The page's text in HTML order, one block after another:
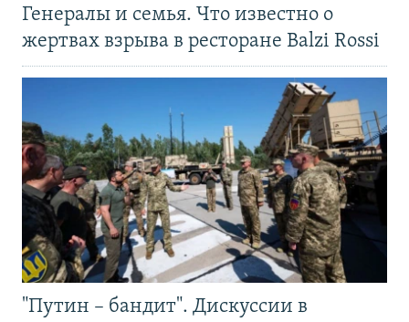
Генералы и семья. Что известно о
жертвах взрыва в ресторане Balzi Rossi
"Путин – бандит". Дискуссии в